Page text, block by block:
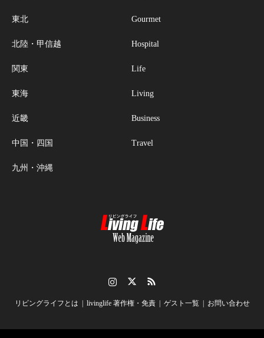
東北
北陸・甲信越
関東
東海
近畿
中国・四国
九州・沖縄
Gourmet
Hospital
Life
Living
Business
Travel
リビングライフとは livinglife 著作権・免責 ゲスト一覧 お問い合わせ